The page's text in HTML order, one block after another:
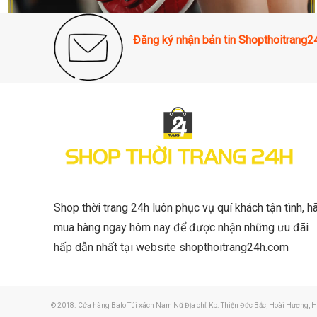
Đăng ký nhận bản tin
Shop thời trang 24h luôn phục vụ quí khách tận tình,
mua hàng ngay hôm nay để được nhận những ưu đãi
hấp dẫn nhất tại website shopthoitrang24h.com
© 2018. Cửa hàng Balo Túi xách Nam Nữ Địa chỉ: Kp. Thiện Đức Bắc, Hoài